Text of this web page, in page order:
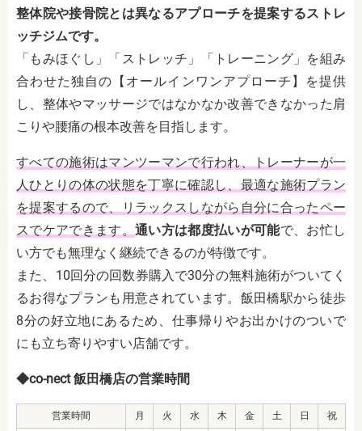
整体院や接骨院とは異なるアプローチを提案するストレ
ッチジムです。
「もみほぐし」「ストレッチ」「トレーニング」を組み
合わせた独自の【オールインワンアプローチ】を提供
し、整体やマッサージではなかなか改善できなかった肩
こりや腰痛の根本改善を目指します。
すべての施術はマンツーマンで行われ、トレーナーが一
人ひとりの体の状態を丁寧に確認し、最適な施術プラン
を提案するので、リラックスしながら自分に合ったペー
スでケアできます。 通い方は都度払いが可能で、お忙し
い方でも無理なく継続できるのが特徴です。
また、10回分の回数券購入で30分の無料施術がついてく
るお得なプランも用意されています。飯田橋駅から徒歩
8分の好立地にあるため、仕事帰りやお出かけのついで
にも立ち寄りやすい店舗です。
◆co-nect 飯田橋店の営業時間
営業時間 月 火 水 木 金 土 日 祝